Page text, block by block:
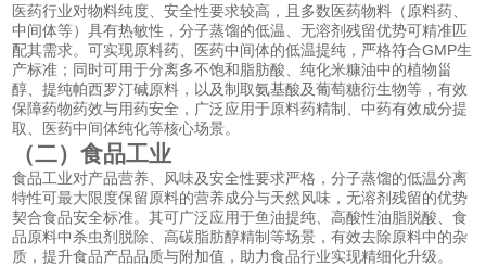
医药行业对物料纯度、安全性要求较高，且多数医药物料（原料药、
中间体等）具有热敏性，分子蒸馏的低温、无溶剂残留优势可精准匹
配其需求。可实现原料药、医药中间体的低温提纯，严格符合GMP生
产标准；同时可用于分离多不饱和脂肪酸、纯化米糠油中的植物甾
醇、提纯帕西罗汀碱原料，以及制取氨基酸及葡萄糖衍生物等，有效
保障药物药效与用药安全，广泛应用于原料药精制、中药有效成分提
取、医药中间体纯化等核心场景。
（二）食品工业
食品工业对产品营养、风味及安全性要求严格，分子蒸馏的低温分离
特性可最大限度保留原料的营养成分与天然风味，无溶剂残留的优势
契合食品安全标准。其可广泛应用于鱼油提纯、高酸性油脂脱酸、食
品原料中杀虫剂脱除、高碳脂肪醇精制等场景，有效去除原料中的杂
质，提升食品产品品质与附加值，助力食品行业实现精细化升级。